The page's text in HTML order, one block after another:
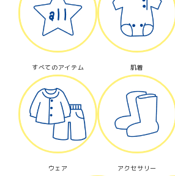
すべてのアイテム 肌着
ウェア アクセサリー